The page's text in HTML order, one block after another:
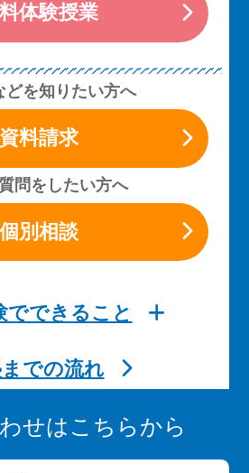
体験授業
どを知りたい方へ
資料請求
問をしたい方へ
個別相談
でできること
での流れ
せはこちらから